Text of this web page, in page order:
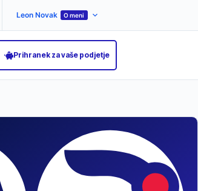
Leon Novak O meni
Prihranek za vaše podjetje